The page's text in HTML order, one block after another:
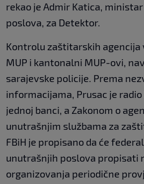
rekao je Admir Katica,
poslova, za Detektor.
Kontrolu zaštitarskih agencija
MUP i kantonalni MUP-ovi,
sarajevske policije. Prema
informacijama, Prusac je
jednoj banci, a Zakonom o
unutrašnjim službama za
FBiH je propisano da će
unutrašnjih poslova propisati
organizovanja periodične